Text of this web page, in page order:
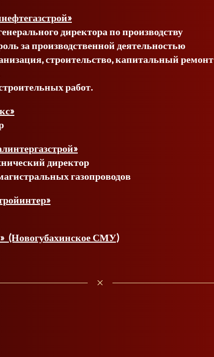
директора по производству
за производственной деятельностью
строительство, капитальный
работ.
директор
газопроводов
(Новогубахинское СМУ)